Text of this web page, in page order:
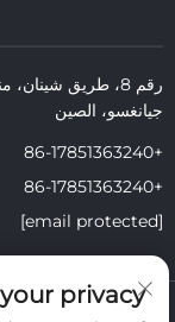
جيانغسو، الصين
+86-17851363240
+86-17851363240
your privacy